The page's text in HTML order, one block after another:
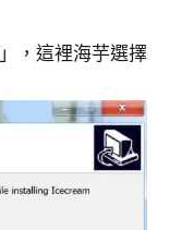
，這裡海芋選擇